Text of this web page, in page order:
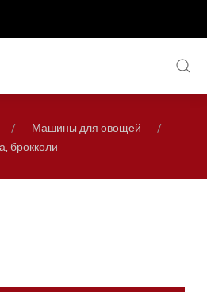
Машины для овощей
брокколи